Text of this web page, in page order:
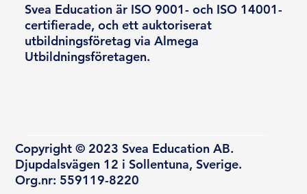
Svea Education är ISO 9001- och ISO 14001-
certifierade, och ett auktoriserat
utbildningsföretag via Almega
Utbildningsföretagen.
Copyright © 2023 Svea Education AB.
Djupdalsvägen 12 i Sollentuna, Sverige.
Org.nr: 559119-8220